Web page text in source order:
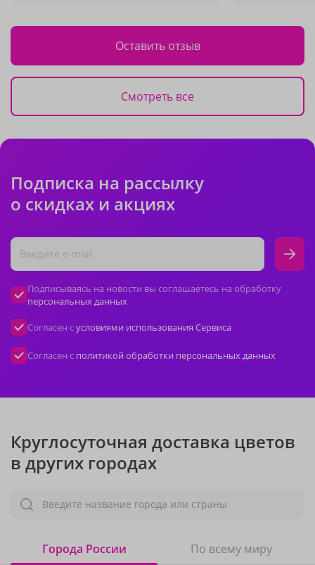
Оставить отзыв
Смотреть все
Подписка на рассылку
о скидках и акциях
Подписываясь на новости вы соглашаетесь на обработку
персональных данных
Согласен сусловиями использования Сервиса
Согласен с политикой обработки персональных данных
Круглосуточная доставка цветов
в других городах
Введите название города или страны
Города России По всему миру